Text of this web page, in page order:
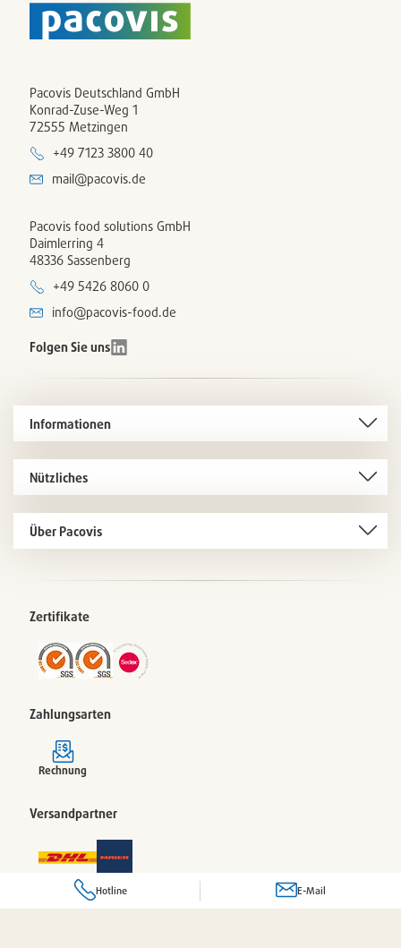
Pacovis Deutschland GmbH
Konrad-Zuse-Weg 1
72555 Metzingen
+49 7123 3800 40
mail@pacovis.de
Pacovis food solutions GmbH
Daimlerring 4
48336 Sassenberg
+49 5426 8060 0
info@pacovis-food.de
Folgen Sie uns
Informationen
Nützliches
Über Pacovis
Zertifikate
Zahlungsarten
Rechnung
Versandpartner
Hotline E-Mail